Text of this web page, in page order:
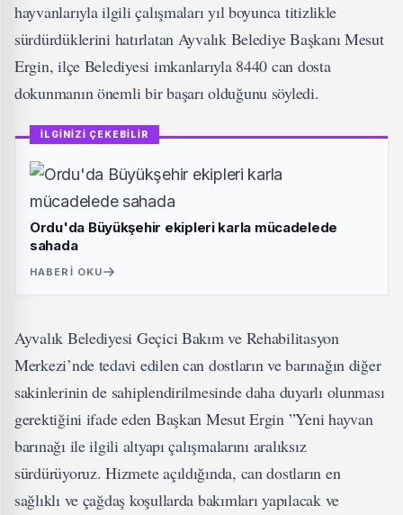
hayvanlarıyla ilgili çalışmaları yıl boyunca titizlikle
sürdürdüklerini hatırlatan Ayvalık Belediye Başkanı Mesut
Ergin, ilçe Belediyesi imkanlarıyla 8440 can dosta
dokunmanın önemli bir başarı olduğunu söyledi.
İLGİNİZİ ÇEKEBİLİR
Ordu'da Büyükşehir ekipleri karla mücadelede
sahada
HABERI OKU
Ayvalık Belediyesi Geçici Bakım ve Rehabilitasyon
Merkezi’nde tedavi edilen can dostların ve barınağın diğer
sakinlerinin de sahiplendirilmesinde daha duyarlı olunması
gerektiğini ifade eden Başkan Mesut Ergin ”Yeni hayvan
barınağı ile ilgili altyapı çalışmalarını aralıksız
sürdürüyoruz. Hizmete açıldığında, can dostların en
sağlıklı ve çağdaş koşullarda bakımları yapılacak ve